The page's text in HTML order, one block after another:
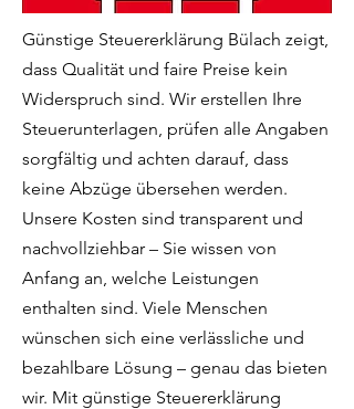
Günstige Steuererklärung Bülach zeigt,
dass Qualität und faire Preise kein
Widerspruch sind. Wir erstellen Ihre
Steuerunterlagen, prüfen alle Angaben
sorgfältig und achten darauf, dass
keine Abzüge übersehen werden.
Unsere Kosten sind transparent und
nachvollziehbar – Sie wissen von
Anfang an, welche Leistungen
enthalten sind. Viele Menschen
wünschen sich eine verlässliche und
bezahlbare Lösung – genau das bieten
wir. Mit günstige Steuererklärung